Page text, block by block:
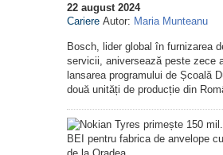
22 august 2024
Cariere Autor: Maria Munteanu
Bosch, lider global în furnizarea
servicii, aniversează peste zece
lansarea programului de Școală
două unități de producție din